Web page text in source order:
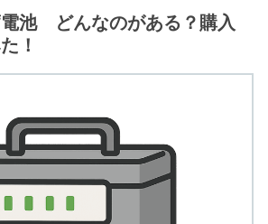
電池 どんなのがある？購入
！